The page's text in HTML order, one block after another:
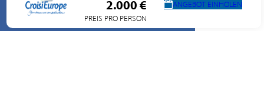
2.000 €
PREIS PRO PERSON
ANGEBOT EINHOLEN